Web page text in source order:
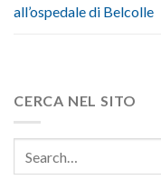
all’ospedale di Belcolle
CERCA NEL SITO